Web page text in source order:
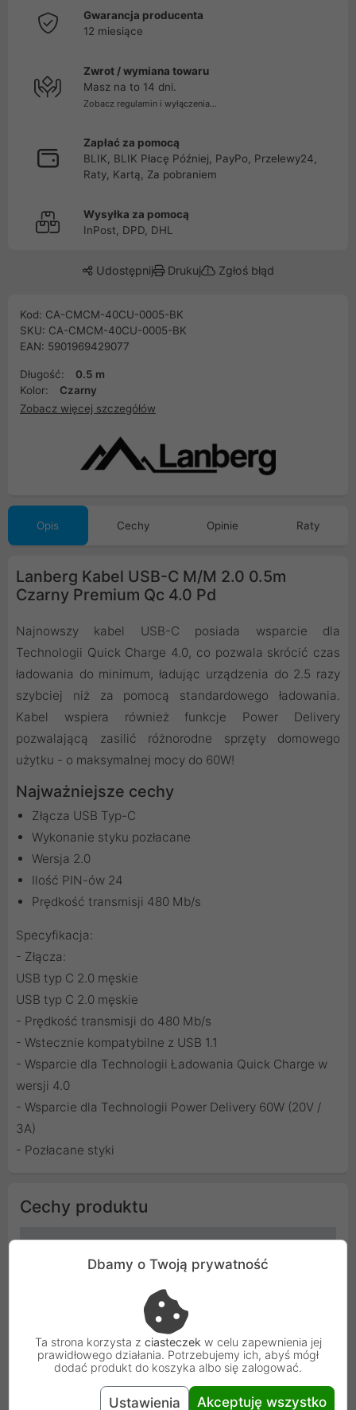
Gwarancja producenta
12 miesiące
Zwrot / wymiana towaru
Masz na to 14 dni.
Zobacz regulamin i wyłączenia...
Zapłać za pomocą
BLIK, BLIK Płacę Później, PayPo, Przelewy24,
Raty, Kartą, Za pobraniem
Wysyłka za pomocą
InPost, DPD, DHL
Udostępnij Drukuj Zgłoś błąd
Kod: CA-CMCM-40CU-0005-BK
SKU: CA-CMCM-40CU-0005-BK
EAN: 5901969429077
Długość:
0.5 m
Kolor:
Czarny
Zobacz więcej szczegółów
Opis Cechy Opinie Raty
Lanberg Kabel USB-C M/M 2.0 0.5m
Czarny Premium Qc 4.0 Pd
Najnowszy kabel USB-C posiada wsparcie dla
Technologii Quick Charge 4.0, co pozwala skrócić czas
ładowania do minimum, ładując urządzenia do 2.5 razy
szybciej niż za pomocą standardowego ładowania.
Kabel wspiera również funkcje Power Delivery
pozwalającą zasilić różnorodne sprzęty domowego
użytku - o maksymalnej mocy do 60W!
Najważniejsze cechy
Złącza USB Typ-C
Wykonanie styku pozłacane
Wersja 2.0
Ilość PIN-ów 24
Prędkość transmisji 480 Mb/s
Specyfikacja:
- Złącza:
USB typ C 2.0 męskie
USB typ C 2.0 męskie
- Prędkość transmisji do 480 Mb/s
- Wstecznie kompatybilne z USB 1.1
- Wsparcie dla Technologii Ładowania Quick Charge w
wersji 4.0
- Wsparcie dla Technologii Power Delivery 60W (20V /
3A)
- Pozłacane styki
Cechy produktu
Lanberg
Kod CA-CMCM-40CU-0005-BK
CA-CMCM-40CU-0005-BK
Dbamy o Twoją prywatność
Ta strona korzysta z ciasteczek w celu zapewnienia jej
prawidłowego działania. Potrzebujemy ich, abyś mógł
dodać produkt do koszyka albo się zalogować.
Ustawienia Akceptuję wszystko